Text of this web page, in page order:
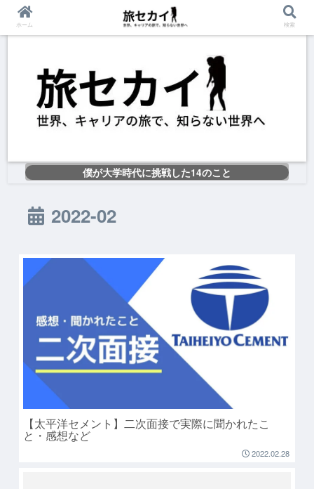
僕が大学時代に挑戦した14のこと
2022-02
【太平洋セメント】二次面接で実際に聞かれたこ
と・感想など
2022.02.28
ホーム 検索